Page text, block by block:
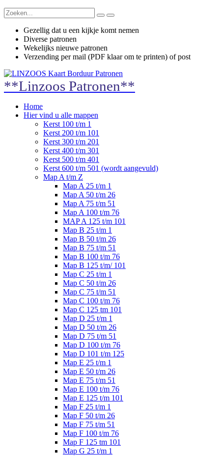
Gezellig dat u een kijkje komt nemen
Diverse patronen
Wekelijks nieuwe patronen
Verzending per mail (PDF klaar om te printen) of post
**Linzoos Patronen**
Home
Hier vind u alle mappen
Kerst 100 t/m 1
Kerst 200 t/m 101
Kerst 300 t/m 201
Kerst 400 t/m 301
Kerst 500 t/m 401
Kerst 600 t/m 501 (wordt aangevuld)
Map A t/m Z
Map A 25 t/m 1
Map A 50 t/m 26
Map A 75 t/m 51
Map A 100 t/m 76
MAP A 125 t/m 101
Map B 25 t/m 1
Map B 50 t/m 26
Map B 75 t/m 51
Map B 100 t/m 76
Map B 125 t/m/ 101
Map C 25 t/m 1
Map C 50 t/m 26
Map C 75 t/m 51
Map C 100 t/m 76
Map C 125 tm 101
Map D 25 t/m 1
Map D 50 t/m 26
Map D 75 t/m 51
Map D 100 t/m 76
Map D 101 t/m 125
Map E 25 t/m 1
Map E 50 t/m 26
Map E 75 t/m 51
Map E 100 t/m 76
Map E 125 t/m 101
Map F 25 t/m 1
Map F 50 t/m 26
Map F 75 t/m 51
Map F 100 t/m 76
Map F 125 tm 101
Map G 25 t/m 1